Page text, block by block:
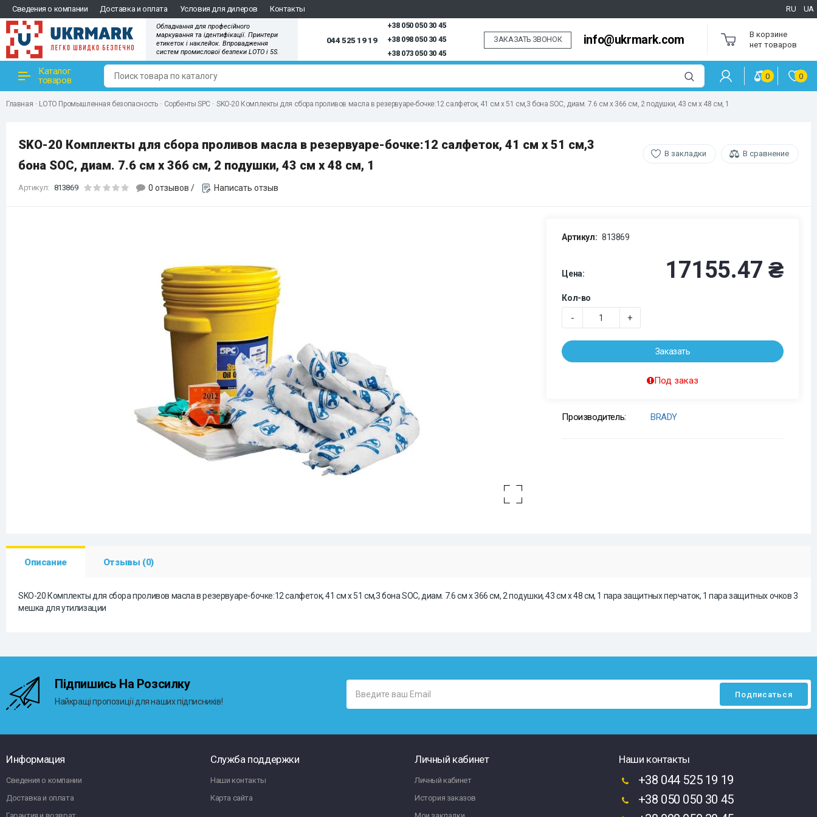
Сведения о компании Доставка и оплата Условия для дилеров Контакты RU UA
Обладнання для професійного
маркування та ідентифікації. Принтери
етикеток і наклейок. Впровадження
систем промислової безпеки LOTO і 5S.
044 525 19 19
+38 050 050 30 45
+38 098 050 30 45
+38 073 050 30 45
ЗАКАЗАТЬ ЗВОНОК info@ukrmark.com
В корзине
нет товаров
Каталог
товаров
0 0
Главная LOTO Промышленная безопасность Сорбенты SPC SKO-20 Комплекты для сбора проливов масла в резервуаре-бочке:12 салфеток, 41 см x 51 см,3 бона SOC, диам. 7.6 см x 366 см, 2 подушки, 43 см x 48 см, 1
SKO-20 Комплекты для сбора проливов масла в резервуаре-бочке:12 салфеток, 41 см x 51 см,3
бона SOC, диам. 7.6 см x 366 см, 2 подушки, 43 см x 48 см, 1
Артикул: 813869 0 отзывов / Написать отзыв
В закладки В сравнение
Артикул: 813869
Цена: 17155.47 ₴
Кол-во
- +
Заказать
Под заказ
Производитель: BRADY
Описание Отзывы (0)
SKO-20 Комплекты для сбора проливов масла в резервуаре-бочке:12 салфеток, 41 см x 51 см,3 бона SOC, диам. 7.6 см x 366 см, 2 подушки, 43 см x 48 см, 1 пара защитных перчаток, 1 пара защитных очков 3
мешка для утилизации
Підпишись На Розсилку
Найкращі пропозиції для наших підписників!
Информация
Сведения о компании
Доставка и оплата
Служба поддержки
Наши контакты
Карта сайта
Личный кабинет
Личный кабинет
История заказов
Наши контакты
+38 044 525 19 19
+38 050 050 30 45